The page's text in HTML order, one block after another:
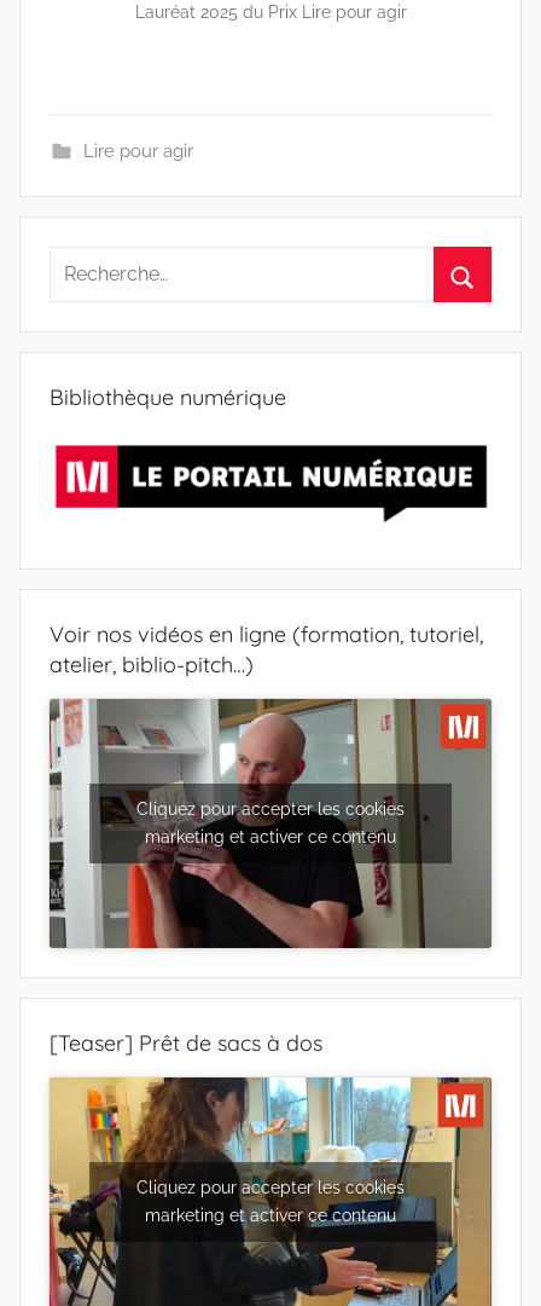
Lauréat 2025 du Prix Lire pour agir
Lire pour agir
c
e
p
u
r
:
e
e
r
e
Bibliothèque numérique
Voir nos vidéos en ligne (formation, tutoriel,
atelier, biblio-pitch…)
Cliquez pour accepter les cookies
marketing et activer ce contenu
[Teaser] Prêt de sacs à dos
Cliquez pour accepter les cookies
marketing et activer ce contenu